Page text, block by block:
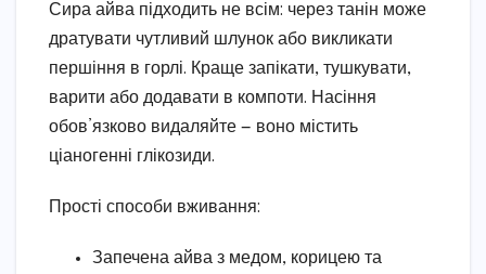
Сира айва підходить не всім: через танін може
дратувати чутливий шлунок або викликати
першіння в горлі. Краще запікати, тушкувати,
варити або додавати в компоти. Насіння
обов’язково видаляйте — воно містить
ціаногенні глікозиди.
Прості способи вживання:
Запечена айва з медом, корицею та